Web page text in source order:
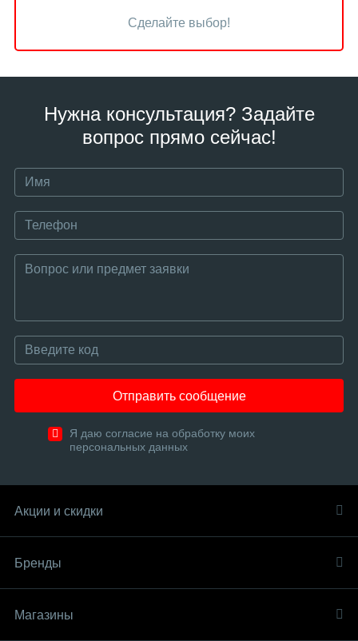
Сделайте выбор!
Нужна консультация? Задайте
вопрос прямо сейчас!
Отправить сообщение
Я даю согласие на обработку моих
персональных данных
Акции и скидки
Бренды
Магазины